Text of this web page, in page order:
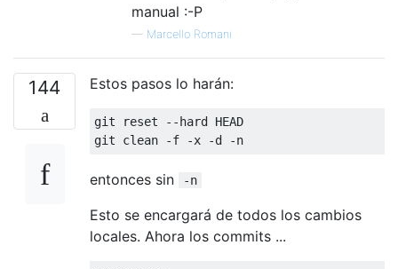
manual :-P
— Marcello Romani
144 Estos pasos lo harán:
git reset --hard HEAD
entonces sin -n
Esto se encargará de todos los cambios
locales. Ahora los commits ...